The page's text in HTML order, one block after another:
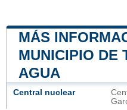
MÁS
MUNICIPIO DE
AGUA
Central nuclear